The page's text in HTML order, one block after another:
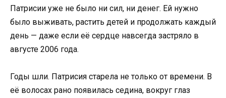
Патрисии уже не было ни сил, ни денег. Ей нужно
было выживать, растить детей и продолжать каждый
день — даже если её сердце навсегда застряло в
августе 2006 года.
Годы шли. Патрисия старела не только от времени. В
её волосах рано появилась седина, вокруг глаз